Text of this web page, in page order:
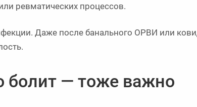
ревматических процессов.
Даже после банального ОРВИ или
болит — тоже важно